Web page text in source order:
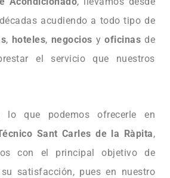
acudiendo a todo tipo de
, hoteles, negocios y oficinas de
el servicio que nuestros
lo que podemos ofrecerle en
Sant Carles de la Ràpita,
con el principal objetivo de
satisfacción, pues en nuestro